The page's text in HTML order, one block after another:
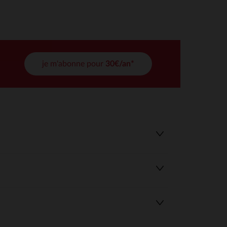
je m'abonne pour 30€/an*